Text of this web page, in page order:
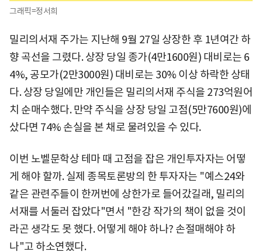
그래픽=정서희
밀리의서재 주가는 지난해 9월 27일 상장한 후 1년여간 하
향 곡선을 그렸다. 상장 당일 종가(4만1600원) 대비로는 6
4%, 공모가(2만3000원) 대비로는 30% 이상 하락한 상태
다. 상장 당일에만 개인들은 밀리의서재 주식을 273억원어
치 순매수했다. 만약 주식을 상장 당일 고점(5만7600원)에
샀다면 74% 손실을 본 채로 물려있을 수 있다.
이번 노벨문학상 테마 때 고점을 잡은 개인투자자는 어떻
게 해야 할까. 실제 종목토론방의 한 투자자는 "예스24와
같은 관련주들이 한꺼번에 상한가로 들어갔길래, 밀리의
서재를 서둘러 잡았다"면서 "한강 작가의 책이 없을 것이
라곤 생각도 못 했다. 어떻게 해야 하나? 손절매해야 하
나"고 하소연했다.